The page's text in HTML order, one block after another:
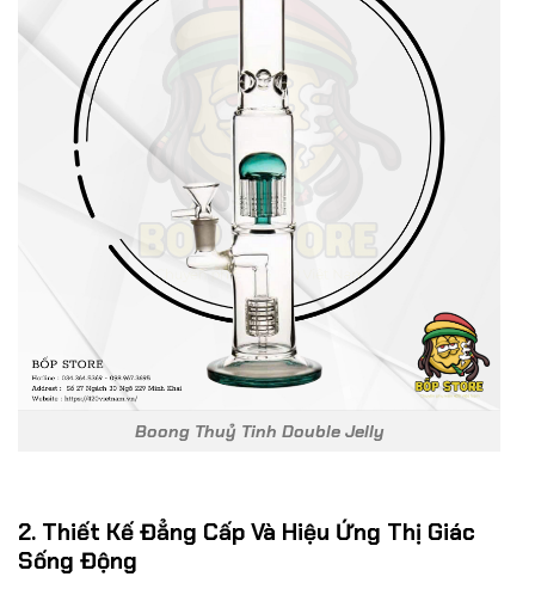
Boong Thuỷ Tinh Double Jelly
2. Thiết Kế Đẳng Cấp Và Hiệu Ứng Thị Giác
Sống Động